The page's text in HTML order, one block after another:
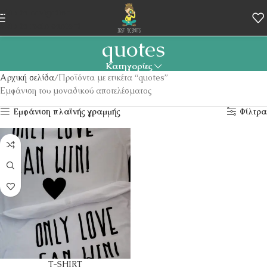
Skip to navigation
Skip to main content
quotes
Κατηγορίες
Αρχική σελίδα Προϊόντα με ετικέτα “quotes”
Εμφάνιση του μοναδικού αποτελέσματος
Εμφάνιση πλαϊνής γραμμής
Φίλτρα
T-SHIRT